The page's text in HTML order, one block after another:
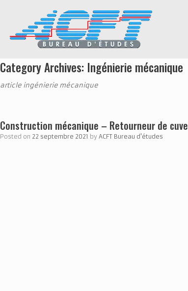
Category Archives: Ingénierie mécanique
article ingénierie mécanique
Construction mécanique – Retourneur de cuve
Posted on 22 septembre 2021 by ACFT Bureau d'études